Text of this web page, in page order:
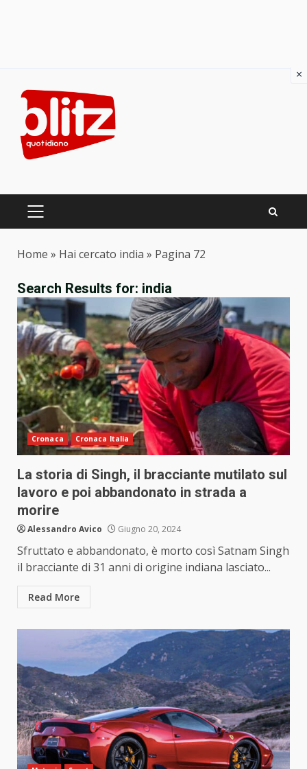
content
PRIMARY
Home » Hai cercato india » Pagina 72
Search Results for: india
Cronaca Cronaca Italia
La storia di Singh, il bracciante mutilato sul
lavoro e poi abbandonato in strada a
morire
Alessandro Avico Giugno 20, 2024
Sfruttato e abbandonato, è morto così Satnam Singh
il bracciante di 31 anni di origine indiana lasciato...
Read More
×